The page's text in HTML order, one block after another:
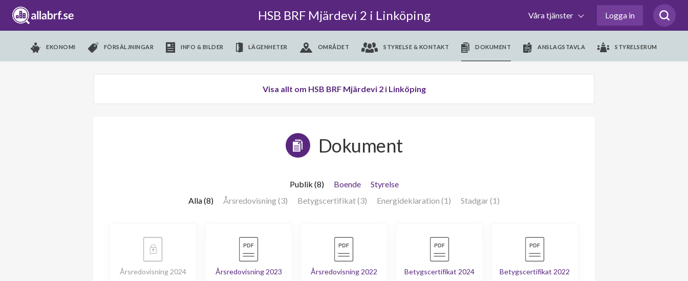
HSB BRF Mjärdevi 2 i Linköping Våra tjänster Logga in
EKONOMI FÖRSÄLJNINGAR INFO & BILDER LÄGENHETER OMRÅDET STYRELSE & KONTAKT DOKUMENT ANSLAGSTAVLA STYRELSERUM
Visa allt om HSB BRF Mjärdevi 2 i Linköping
Dokument
Publik (8) Boende
Styrelse
Alla (8)
Årsredovisning (3) Betygscertifikat (3) Energideklaration (1) Stadgar (1)
Årsredovisning 2024 Årsredovisning 2023 Årsredovisning 2022 Betygscertifikat 2024 Betygscertifikat 2022